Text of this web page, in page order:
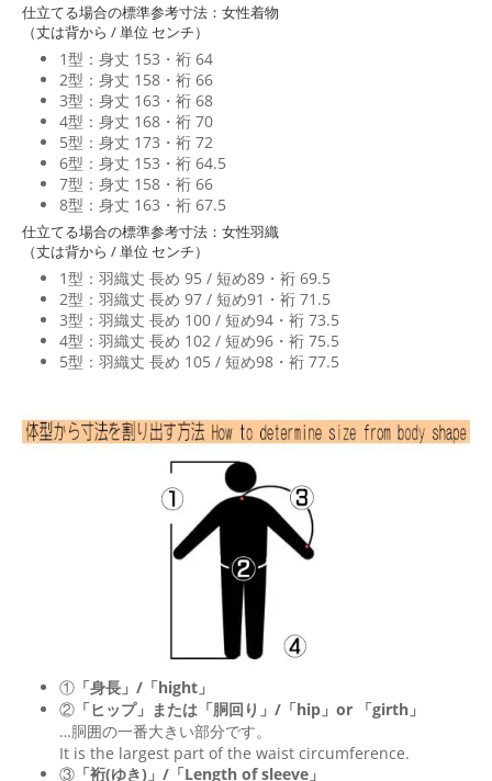
仕立てる場合の標準参考寸法：女性着物
（丈は背から / 単位 センチ）
1型：身丈 153・裄 64
2型：身丈 158・裄 66
3型：身丈 163・裄 68
4型：身丈 168・裄 70
5型：身丈 173・裄 72
6型：身丈 153・裄 64.5
7型：身丈 158・裄 66
8型：身丈 163・裄 67.5
仕立てる場合の標準参考寸法：女性羽織
（丈は背から / 単位 センチ）
1型：羽織丈 長め 95 / 短め89・裄 69.5
2型：羽織丈 長め 97 / 短め91・裄 71.5
3型：羽織丈 長め 100 / 短め94・裄 73.5
4型：羽織丈 長め 102 / 短め96・裄 75.5
5型：羽織丈 長め 105 / 短め98・裄 77.5
① 「身長」/「hight」
② 「ヒップ」または「胴回り」/「hip 」or 「girth 」
…胴囲の一番大きい部分です。
It is the largest part of the waist circumference.
③ 「裄(ゆき)」/「Length of sleeve」